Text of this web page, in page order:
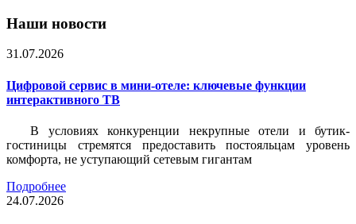
Наши новости
31.07.2026
Цифровой сервис в мини-отеле: ключевые функции
интерактивного ТВ
В условиях конкуренции некрупные отели и бутик-
гостиницы стремятся предоставить постояльцам уровень
комфорта, не уступающий сетевым гигантам
Подробнее
24.07.2026